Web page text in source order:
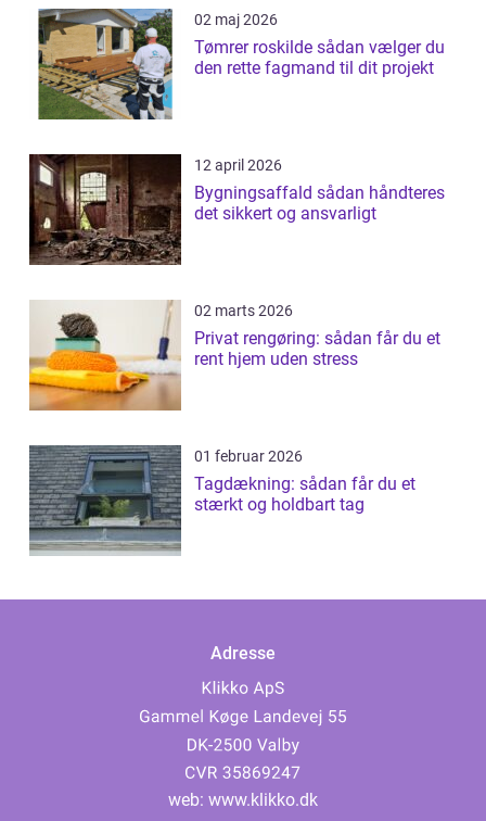
02 maj 2026
Tømrer roskilde sådan vælger du
den rette fagmand til dit projekt
12 april 2026
Bygningsaffald sådan håndteres
det sikkert og ansvarligt
02 marts 2026
Privat rengøring: sådan får du et
rent hjem uden stress
01 februar 2026
Tagdækning: sådan får du et
stærkt og holdbart tag
Adresse
web: www.klikko.dk